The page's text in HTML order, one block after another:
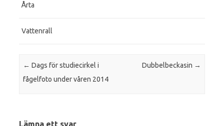
Årta
Vattenrall
Post navigation
← Dags för studiecirkel i
fågelfoto under våren 2014
Dubbelbeckasin →
Lämna ett svar